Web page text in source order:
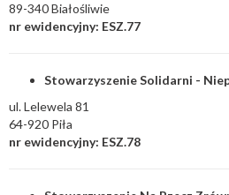
89-340 Białośliwie
nr ewidencyjny: ESZ.77
Stowarzyszenie Solidarni -
ul. Lelewela 81
64-920 Piła
nr ewidencyjny: ESZ.78